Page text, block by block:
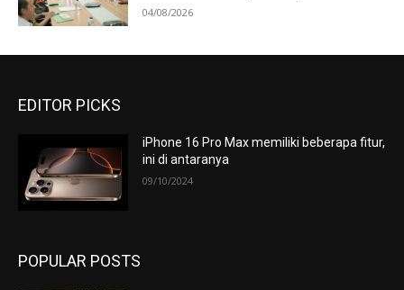
04/08/2026
EDITOR PICKS
iPhone 16 Pro Max memiliki beberapa fitur,
ini di antaranya
09/10/2024
POPULAR POSTS